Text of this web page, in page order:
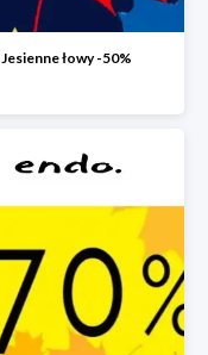
Jesienne łowy -50%